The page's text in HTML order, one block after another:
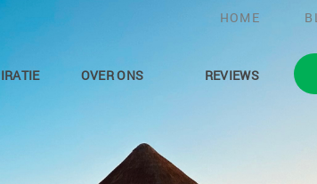
HOME
OVER ONS REVIEWS